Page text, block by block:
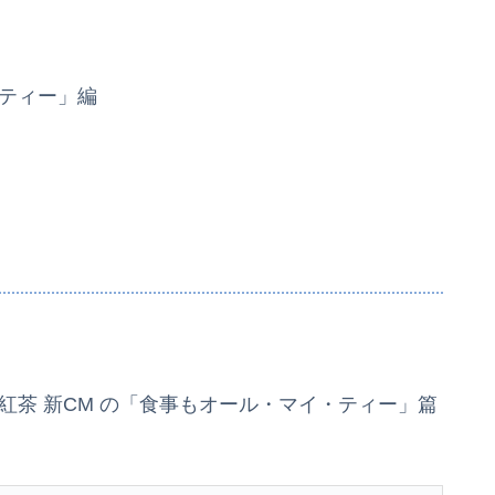
ィー」編
茶 新CM の「食事もオール・マイ・ティー」篇